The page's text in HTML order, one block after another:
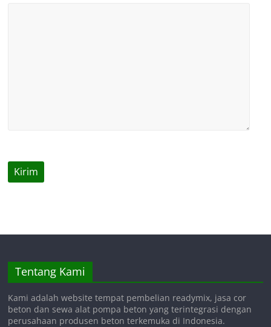
Tentang Kami
Kami adalah website tempat pembelian readymix, jasa cor
beton dan sewa alat pompa beton yang terintegrasi dengan
perusahaan produsen beton terkemuka di Indonesia.